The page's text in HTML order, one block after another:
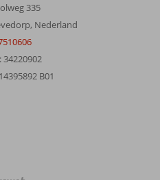
335
Nederland
34220902
B01